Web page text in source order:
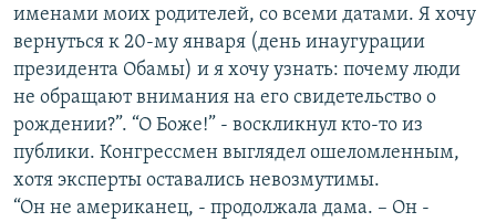
именами моих родителей, со всеми датами. Я хочу
вернуться к 20-му января (день инаугурации
президента Обамы) и я хочу узнать: почему люди
не обращают внимания на его свидетельство о
рождении?”. “О Боже!” - воскликнул кто-то из
публики. Конгрессмен выглядел ошеломленным,
хотя эксперты оставались невозмутимы.
“Он не американец, - продолжала дама. – Он -